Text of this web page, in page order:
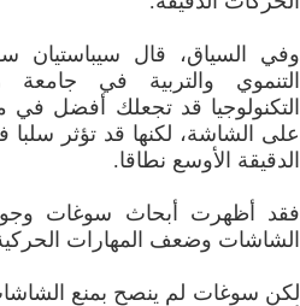
وفي السياق، قال سيباستيان
التنموي والتربية في جامعة
التكنولوجيا قد تجعلك أفضل في
على الشاشة، لكنها قد تؤثر سلبا
الدقيقة الأوسع نطاقا.
فقد أظهرت أبحاث سوغات
الشاشات وضعف المهارات
لكن سوغات لم ينصح بمنع